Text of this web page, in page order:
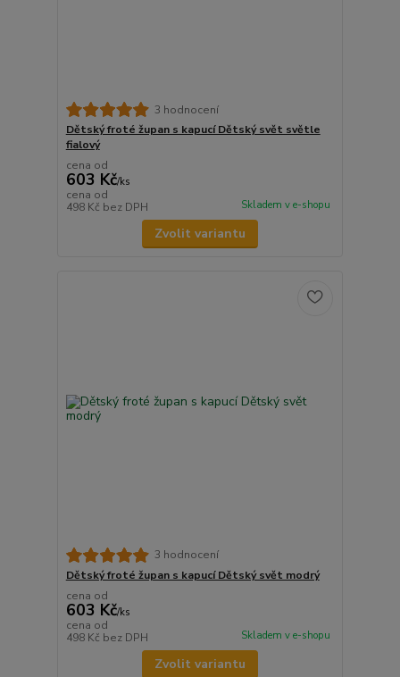
3 hodnocení
Dětský froté župan s kapucí Dětský svět světle
fialový
cena od
603 Kč/ks
cena od
498 Kč bez DPH Skladem v e-shopu
Zvolit variantu
3 hodnocení
Dětský froté župan s kapucí Dětský svět modrý
cena od
603 Kč/ks
cena od
498 Kč bez DPH Skladem v e-shopu
Zvolit variantu